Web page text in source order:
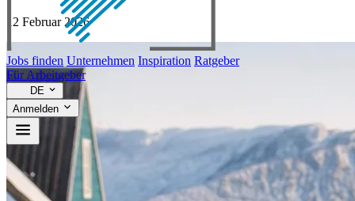
Jobs finden Unternehmen Inspiration Ratgeber
Für Arbeitgeber
DE
Anmelden
12 Februar 2026